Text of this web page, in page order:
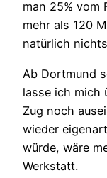
man 25% vom
mehr als 120
natürlich
Ab Dortmund
lasse ich mich
Zug noch
wieder
würde, wäre
Werkstatt.